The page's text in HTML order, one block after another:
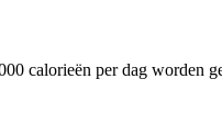
calorieën per dag worden